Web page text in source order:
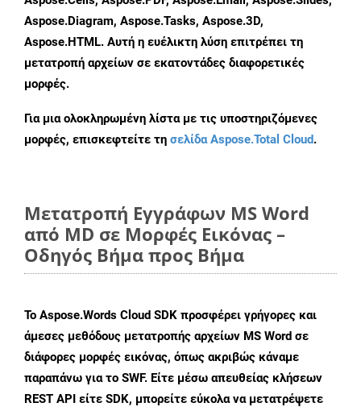
Aspose.Diagram, Aspose.Tasks, Aspose.3D,
Aspose.HTML. Αυτή η ευέλικτη λύση επιτρέπει τη
μετατροπή αρχείων σε εκατοντάδες διαφορετικές
μορφές.
Για μια ολοκληρωμένη λίστα με τις υποστηριζόμενες
μορφές, επισκεφτείτε τη σελίδα Aspose.Total Cloud.
Μετατροπή Εγγράφων MS Word
από MD σε Μορφές Εικόνας –
Οδηγός Βήμα προς Βήμα
Το Aspose.Words Cloud SDK προσφέρει γρήγορες και
άμεσες μεθόδους μετατροπής αρχείων MS Word σε
διάφορες μορφές εικόνας, όπως ακριβώς κάναμε
παραπάνω για το SWF. Είτε μέσω απευθείας κλήσεων
REST API είτε SDK, μπορείτε εύκολα να μετατρέψετε